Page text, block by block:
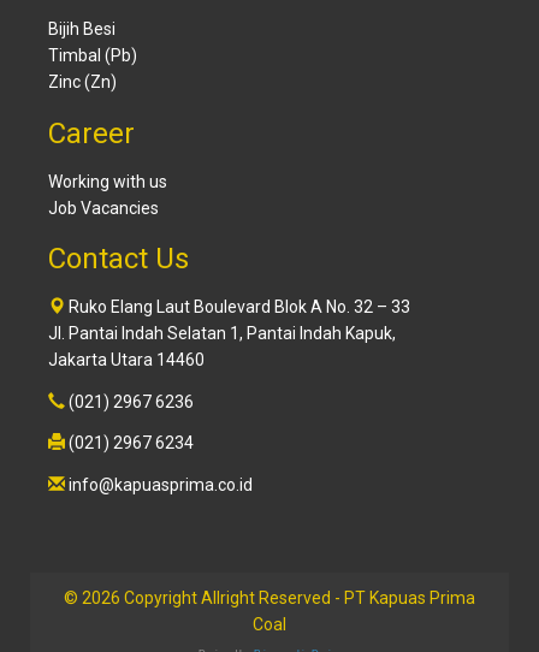
Bijih Besi
Timbal (Pb)
Zinc (Zn)
Career
Working with us
Job Vacancies
Contact Us
Ruko Elang Laut Boulevard Blok A No. 32 – 33
Jl. Pantai Indah Selatan 1, Pantai Indah Kapuk,
Jakarta Utara 14460
(021) 2967 6236
(021) 2967 6234
info@kapuasprima.co.id
© 2026 Copyright Allright Reserved - PT Kapuas Prima
Coal